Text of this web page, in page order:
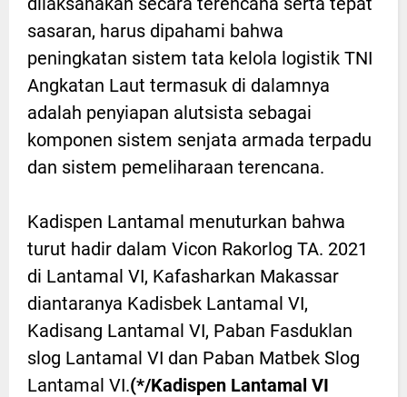
sasaran, harus dipahami bahwa
peningkatan sistem tata kelola logistik TNI
Angkatan Laut termasuk di dalamnya
adalah penyiapan alutsista sebagai
komponen sistem senjata armada terpadu
dan sistem pemeliharaan terencana.
Kadispen Lantamal menuturkan bahwa
turut hadir dalam Vicon Rakorlog TA. 2021
di Lantamal VI, Kafasharkan Makassar
diantaranya Kadisbek Lantamal VI,
Kadisang Lantamal VI, Paban Fasduklan
slog Lantamal VI dan Paban Matbek Slog
Lantamal VI.(*/Kadispen Lantamal VI